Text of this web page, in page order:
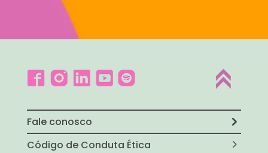
Fale conosco
Código de Conduta Ética